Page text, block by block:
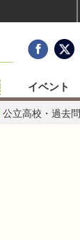
公立高校・過去問
イベント